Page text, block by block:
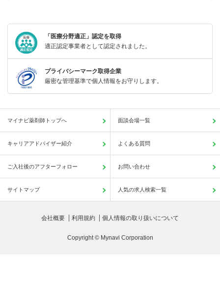
「医療分野適正」認定を取得
適正認定事業者として認定されました。
プライバシーマーク取得企業
厳密な管理基準で個人情報をお守りします。
マイナビ薬剤師トップへ 面談会場一覧
キャリアアドバイザー紹介 よくある質問
ご入社後のアフターフォロー お問い合わせ
サイトマップ 人気の求人検索一覧
会社概要 利用規約 個人情報の取り扱いについて
Copyright © Mynavi Corporation